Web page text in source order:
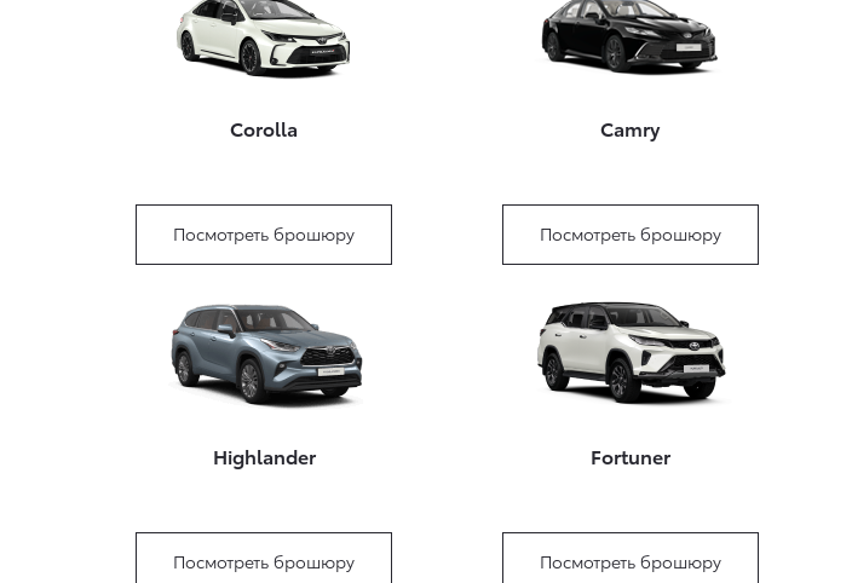
Corolla
Посмотреть брошюру
Camry
Посмотреть брошюру
Highlander
Посмотреть брошюру
Fortuner
Посмотреть брошюру